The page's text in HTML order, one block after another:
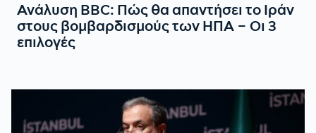
Ανάλυση BBC: Πώς θα απαντήσει το Ιράν
στους βομβαρδισμούς των ΗΠΑ – Οι 3
επιλογές